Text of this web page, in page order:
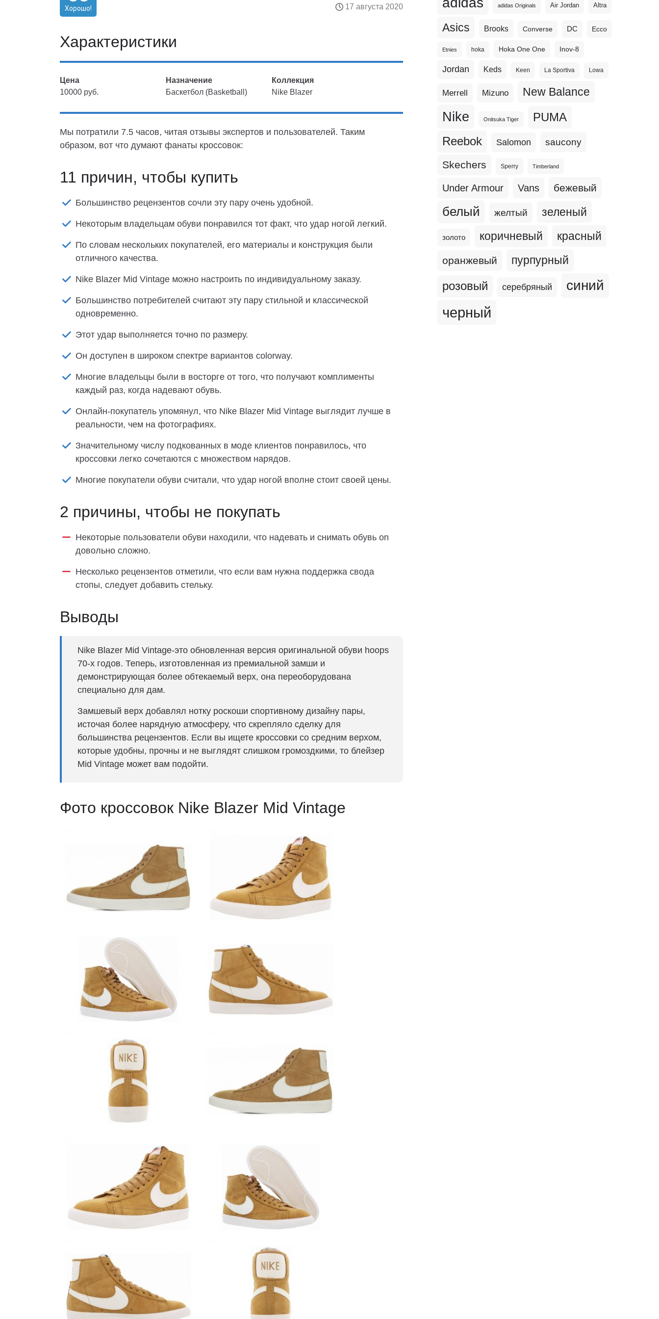
Хорошо! 17 августа 2020
Характеристики
Цена
10000 руб.
Назначение
Баскетбол (Basketball)
Коллекция
Nike Blazer
Мы потратили 7.5 часов, читая отзывы экспертов и пользователей. Таким
образом, вот что думают фанаты кроссовок:
11 причин, чтобы купить
Большинство рецензентов сочли эту пару очень удобной.
Некоторым владельцам обуви понравился тот факт, что удар ногой легкий.
По словам нескольких покупателей, его материалы и конструкция были
отличного качества.
Nike Blazer Mid Vintage можно настроить по индивидуальному заказу.
Большинство потребителей считают эту пару стильной и классической
одновременно.
Этот удар выполняется точно по размеру.
Он доступен в широком спектре вариантов colorway.
Многие владельцы были в восторге от того, что получают комплименты
каждый раз, когда надевают обувь.
Онлайн-покупатель упомянул, что Nike Blazer Mid Vintage выглядит лучше в
реальности, чем на фотографиях.
Значительному числу подкованных в моде клиентов понравилось, что
кроссовки легко сочетаются с множеством нарядов.
Многие покупатели обуви считали, что удар ногой вполне стоит своей цены.
2 причины, чтобы не покупать
Некоторые пользователи обуви находили, что надевать и снимать обувь on
довольно сложно.
Несколько рецензентов отметили, что если вам нужна поддержка свода
стопы, следует добавить стельку.
Выводы
Nike Blazer Mid Vintage-это обновленная версия оригинальной обуви hoops
70-х годов. Теперь, изготовленная из премиальной замши и
демонстрирующая более обтекаемый верх, она переоборудована
специально для дам.
Замшевый верх добавлял нотку роскоши спортивному дизайну пары,
источая более нарядную атмосферу, что скрепляло сделку для
большинства рецензентов. Если вы ищете кроссовки со средним верхом,
которые удобны, прочны и не выглядят слишком громоздкими, то блейзер
Mid Vintage может вам подойти.
Фото кроссовок Nike Blazer Mid Vintage
adidas Originals Air Jordan Altra
Asics Brooks Converse DC Ecco
Etnies hoka Hoka One One Inov-8
Jordan Keds Keen La Sportiva Lowa
Merrell Mizuno New Balance
Nike Onitsuka Tiger PUMA
Reebok Salomon saucony
Skechers Sperry Timberland
Under Armour Vans бежевый
белый желтый зеленый
золото коричневый красный
оранжевый пурпурный
розовый серебряный синий
черный